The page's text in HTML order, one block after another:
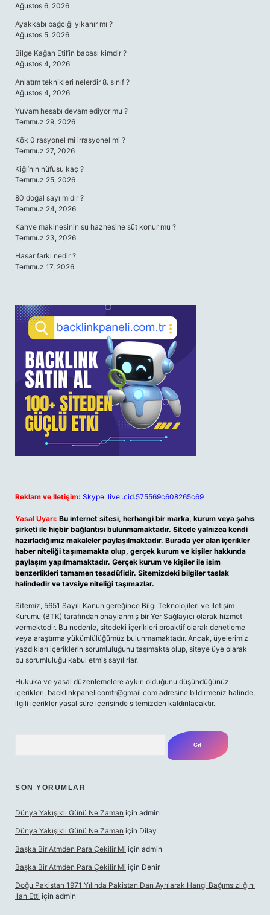
Ağustos 6, 2026
Ayakkabı bağcığı yıkanır mı ?
Ağustos 5, 2026
Bilge Kağan Etil’in babası kimdir ?
Ağustos 4, 2026
Anlatım teknikleri nelerdir 8. sınıf ?
Ağustos 4, 2026
Yuvam hesabı devam ediyor mu ?
Temmuz 29, 2026
Kök 0 rasyonel mi irrasyonel mi ?
Temmuz 27, 2026
Kiğı’nın nüfusu kaç ?
Temmuz 25, 2026
80 doğal sayı mıdır ?
Temmuz 24, 2026
Kahve makinesinin su haznesine süt konur mu ?
Temmuz 23, 2026
Hasar farkı nedir ?
Temmuz 17, 2026
Reklam ve İletişim: Skype: live:.cid.575569c608265c69
Yasal Uyarı: Bu internet sitesi, herhangi bir marka, kurum veya şahıs
şirketi ile hiçbir bağlantısı bulunmamaktadır. Sitede yalnızca kendi
hazırladığımız makaleler paylaşılmaktadır. Burada yer alan içerikler
haber niteliği taşımamakta olup, gerçek kurum ve kişiler hakkında
paylaşım yapılmamaktadır. Gerçek kurum ve kişiler ile isim
benzerlikleri tamamen tesadüfidir. Sitemizdeki bilgiler taslak
halindedir ve tavsiye niteliği taşımazlar.
Sitemiz, 5651 Sayılı Kanun gereğince Bilgi Teknolojileri ve İletişim
Kurumu (BTK) tarafından onaylanmış bir Yer Sağlayıcı olarak hizmet
vermektedir. Bu nedenle, sitedeki içerikleri proaktif olarak denetleme
veya araştırma yükümlülüğümüz bulunmamaktadır. Ancak, üyelerimiz
yazdıkları içeriklerin sorumluluğunu taşımakta olup, siteye üye olarak
bu sorumluluğu kabul etmiş sayılırlar.
Hukuka ve yasal düzenlemelere aykırı olduğunu düşündüğünüz
içerikleri, backlinkpanelicomtr@gmail.com adresine bildirmeniz halinde,
ilgili içerikler yasal süre içerisinde sitemizden kaldırılacaktır.
SON YORUMLAR
Dünya Yakışıklı Günü Ne Zaman için admin
Dünya Yakışıklı Günü Ne Zaman için Dilay
Başka Bir Atmden Para Çekilir Mi için admin
Başka Bir Atmden Para Çekilir Mi için Denir
Doğu Pakistan 1971 Yılında Pakistan Dan Ayrılarak Hangi Bağımsızlığını
Ilan Etti için admin